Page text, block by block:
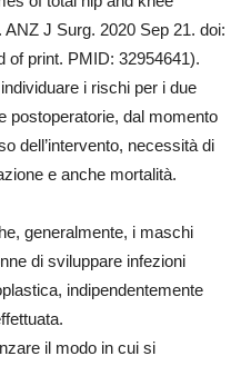
J Surg. 2020 Sep 21. doi:
of print. PMID: 32954641).
i rischi per i due
postoperatorie, dal momento
dell’intervento, necessità di
e anche mortalità.
generalmente, i maschi
di sviluppare infezioni
indipendentemente
il modo in cui si